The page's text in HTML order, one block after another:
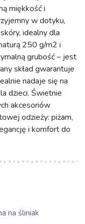
miękkość i
w dotyku,
idealny dla
250 g/m2 i
grubość – jest
skład gwarantuje
nadaje się na
dzieci. Świetnie
akcesoriów
odzieży: piżam,
i komfort do
na śliniak